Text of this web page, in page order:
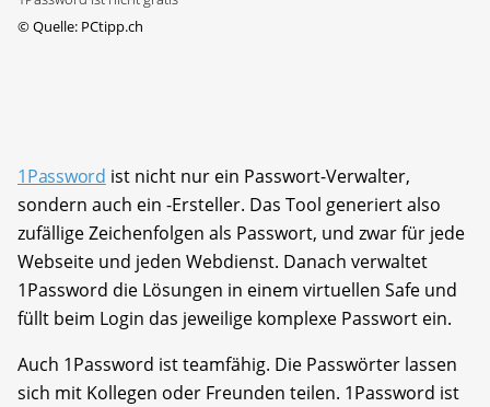
©Quelle: PCtipp.ch
1Password ist nicht nur ein Passwort-Verwalter,
sondern auch ein -Ersteller. Das Tool generiert also
zufällige Zeichenfolgen als Passwort, und zwar für jede
Webseite und jeden Webdienst. Danach verwaltet
1Password die Lösungen in einem virtuellen Safe und
füllt beim Login das jeweilige komplexe Passwort ein.
Auch 1Password ist teamfähig. Die Passwörter lassen
sich mit Kollegen oder Freunden teilen. 1Password ist